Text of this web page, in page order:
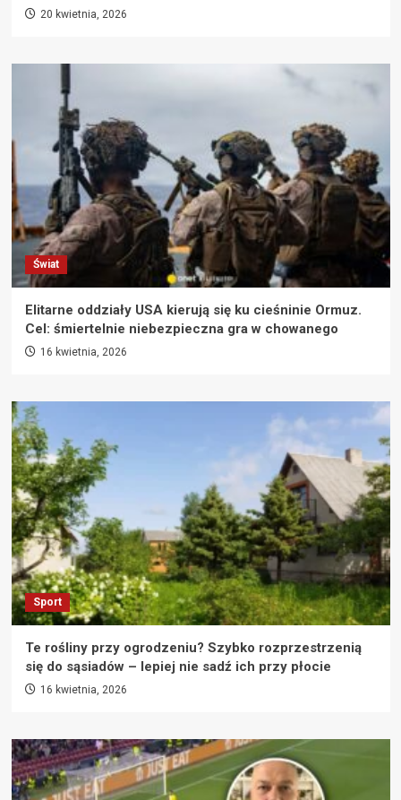
20 kwietnia, 2026
Świat
Elitarne oddziały USA kierują się ku cieśninie Ormuz.
Cel: śmiertelnie niebezpieczna gra w chowanego
16 kwietnia, 2026
Sport
Te rośliny przy ogrodzeniu? Szybko rozprzestrzenią
się do sąsiadów – lepiej nie sadź ich przy płocie
16 kwietnia, 2026